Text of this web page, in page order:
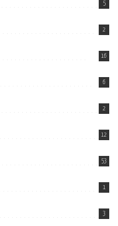
5
2
16
6
2
12
53
1
3